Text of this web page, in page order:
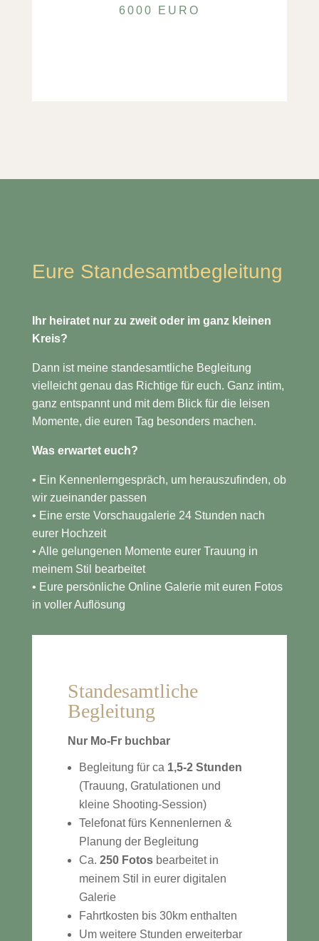
6000 EURO
Eure Standesamtbegleitung
Ihr heiratet nur zu zweit oder im ganz kleinen
Kreis?
Dann ist meine standesamtliche Begleitung
vielleicht genau das Richtige für euch. Ganz intim,
ganz entspannt und mit dem Blick für die leisen
Momente, die euren Tag besonders machen.
Was erwartet euch?
• Ein Kennenlerngespräch, um herauszufinden, ob
wir zueinander passen
• Eine erste Vorschaugalerie 24 Stunden nach
eurer Hochzeit
• Alle gelungenen Momente eurer Trauung in
meinem Stil bearbeitet
• Eure persönliche Online Galerie mit euren Fotos
in voller Auflösung
Standesamtliche
Begleitung
Nur Mo-Fr buchbar
Begleitung für ca 1,5-2 Stunden
(Trauung, Gratulationen und
kleine Shooting-Session)
Telefonat fürs Kennenlernen &
Planung der Begleitung
Ca. 250 Fotosbearbeitet in
meinem Stil in eurer digitalen
Galerie
Fahrtkosten bis 30km enthalten
Um weitere Stunden erweiterbar